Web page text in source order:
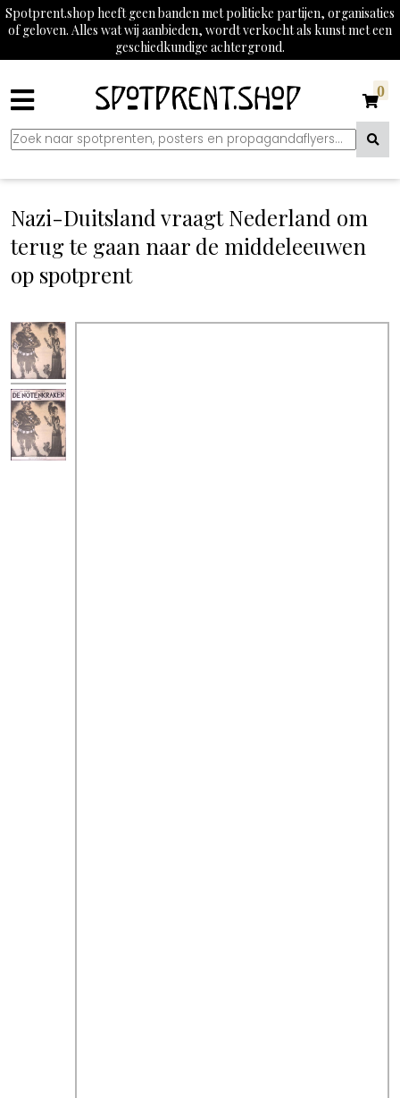
Spotprent.shop heeft geen banden met politieke partijen, organisaties
of geloven. Alles wat wij aanbieden, wordt verkocht als kunst met een
geschiedkundige achtergrond.
0
Nazi-Duitsland vraagt Nederland om
terug te gaan naar de middeleeuwen
op spotprent